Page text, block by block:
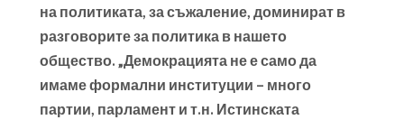
на политиката, за съжаление, доминират в
разговорите за политика в нашето
общество. „Демокрацията не е само да
имаме формални институции – много
партии, парламент и т.н. Истинската